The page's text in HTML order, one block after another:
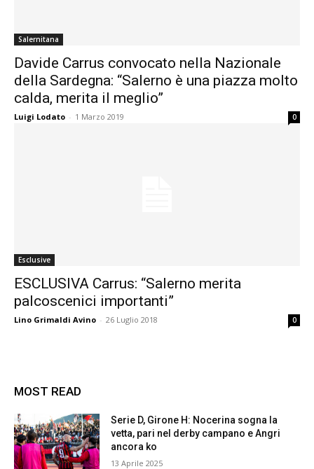
Salernitana
Davide Carrus convocato nella Nazionale
della Sardegna: “Salerno è una piazza molto
calda, merita il meglio”
Luigi Lodato - 1 Marzo 2019 0
Esclusive
ESCLUSIVA Carrus: “Salerno merita
palcoscenici importanti”
Lino Grimaldi Avino - 26 Luglio 2018 0
MOST READ
Serie D, Girone H: Nocerina sogna la
vetta, pari nel derby campano e Angri
ancora ko
13 Aprile 2025